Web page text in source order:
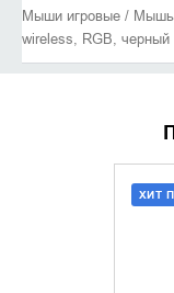
Мыши игровые / Мышь
wireless, RGB, черный
ХИТ